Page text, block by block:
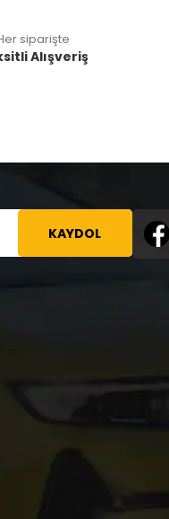
siparişte
Alışveriş
KAYDOL